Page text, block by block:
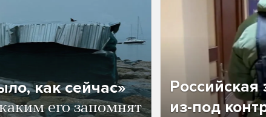
как сейчас»
его запомнят
Российская
из-под